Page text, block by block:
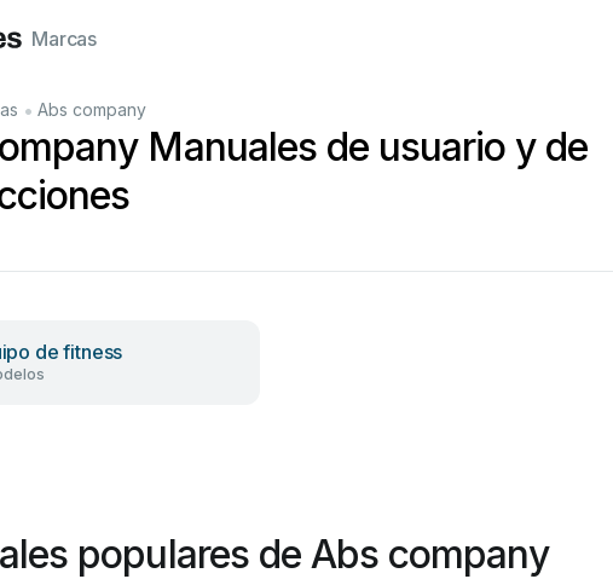
Marcas
• Abs company
Manuales de usuario y de
de fitness
populares de Abs company